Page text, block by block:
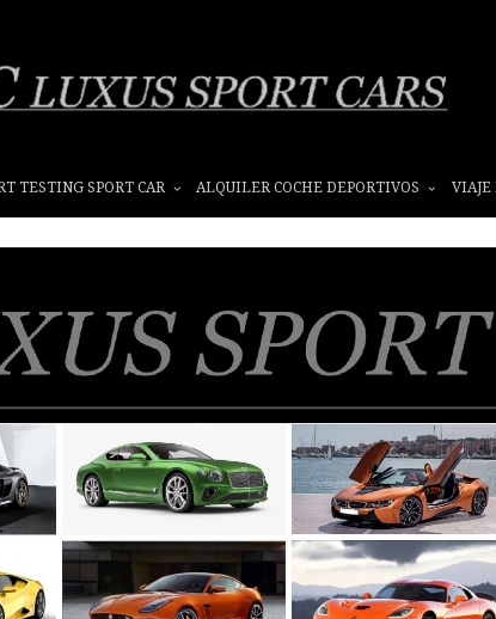
TESTING SPORT CAR ALQUILER COCHE DEPORTIVOS VIAJE